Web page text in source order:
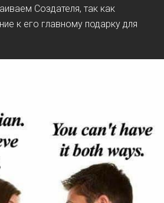
Создателя, так как
к его главному подарку для